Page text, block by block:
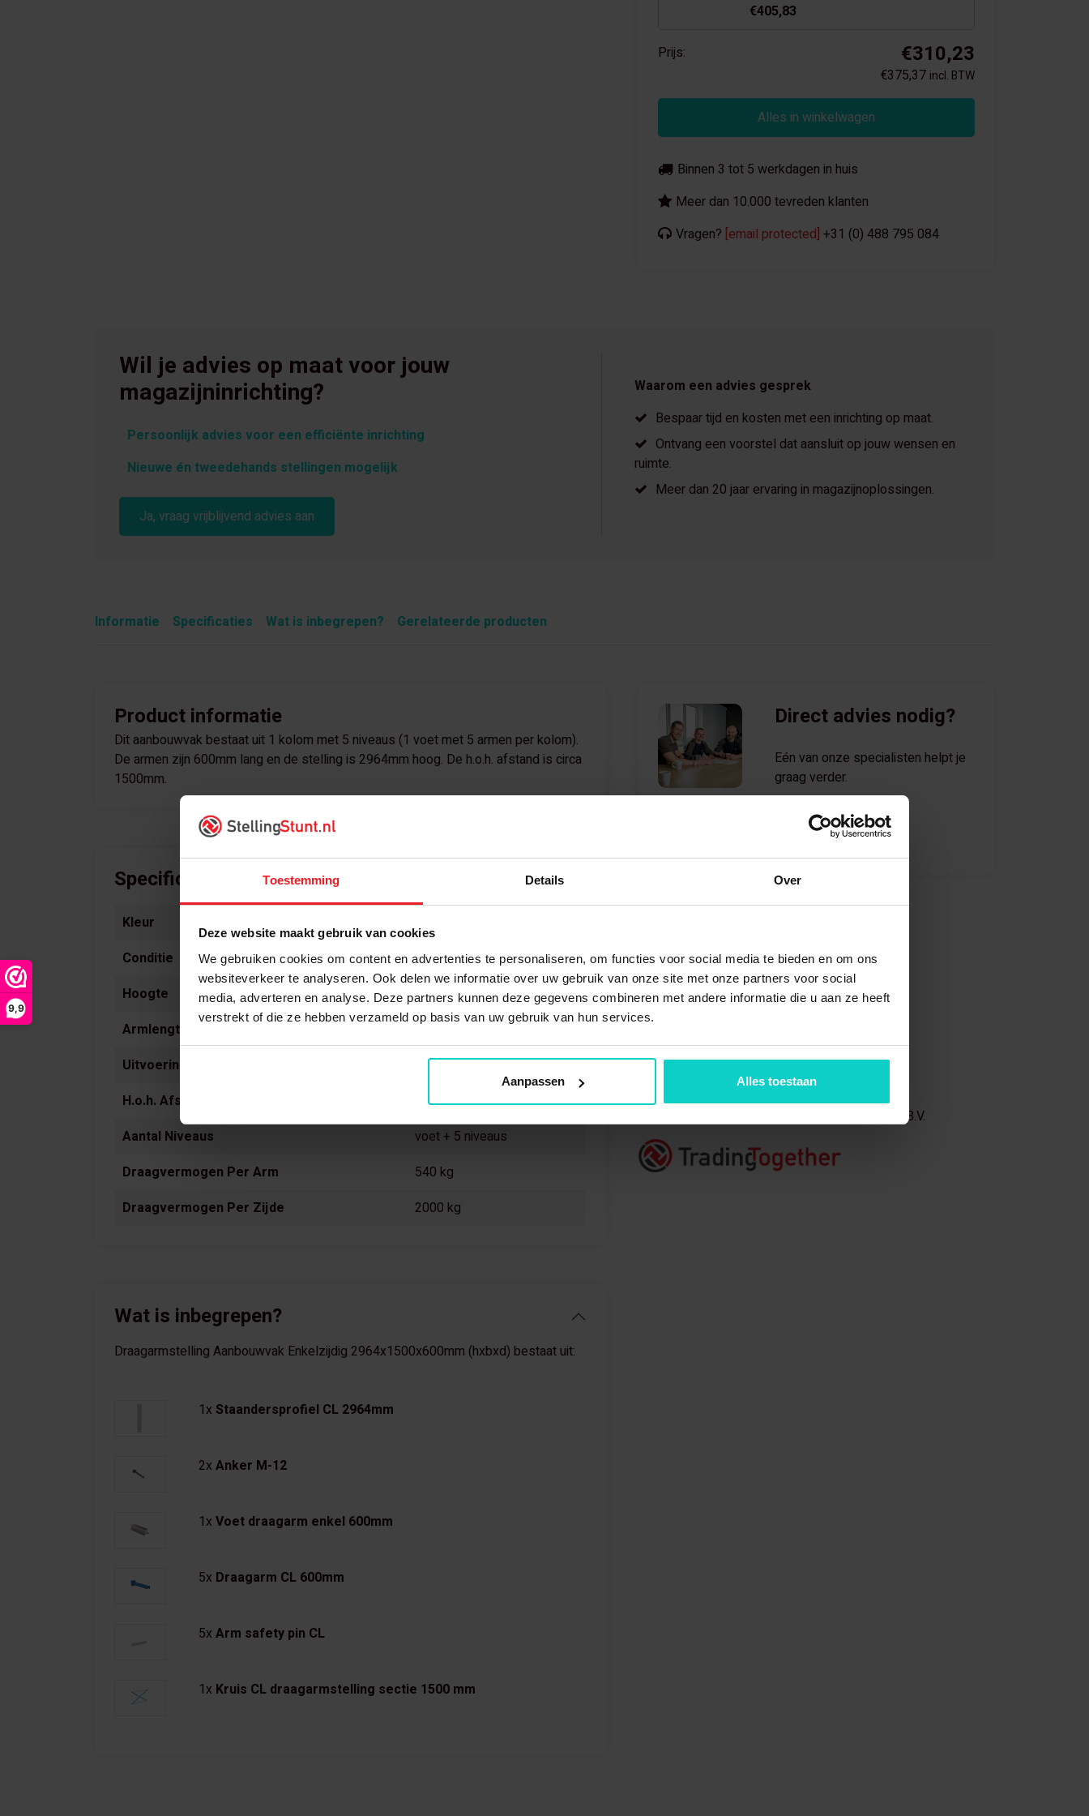
Toestemming Details Over
Deze website maakt gebruik van cookies
We gebruiken cookies om content en advertenties te personaliseren, om functies voor social media te bieden en om ons
websiteverkeer te analyseren. Ook delen we informatie over uw gebruik van onze site met onze partners voor social
media, adverteren en analyse. Deze partners kunnen deze gegevens combineren met andere informatie die u aan ze heeft
verstrekt of die ze hebben verzameld op basis van uw gebruik van hun services.
Aanpassen Alles toestaan
9,9
€405,83
Prijs: €310,23
€375,37 incl. BTW
Alles in winkelwagen
Binnen 3 tot 5 werkdagen in huis
Meer dan 10.000 tevreden klanten
Vragen? [email protected] +31 (0) 488 795 084
Wil je advies op maat voor jouw
magazijninrichting?
Persoonlijk advies voor een efficiënte inrichting
Nieuwe én tweedehands stellingen mogelijk
Ja, vraag vrijblijvend advies aan
Waarom een advies gesprek
Bespaar tijd en kosten met een inrichting op maat.
Ontvang een voorstel dat aansluit op jouw wensen en
ruimte.
Meer dan 20 jaar ervaring in magazijnoplossingen.
Informatie Specificaties Wat is inbegrepen? Gerelateerde producten
Product informatie
Dit aanbouwvak bestaat uit 1 kolom met 5 niveaus (1 voet met 5 armen per kolom).
De armen zijn 600mm lang en de stelling is 2964mm hoog. De h.o.h. afstand is circa
1500mm.
Specificaties
Kleur
Conditie
Nieuw
Hoogte
2964 mm
Armlengte
600 mm
Uitvoering
Enkel
H.o.h. Afstand
1500 mm
Aantal Niveaus
voet + 5 niveaus
Draagvermogen Per Arm
540 kg
Draagvermogen Per Zijde
2000 kg
Wat is inbegrepen?
Draagarmstelling Aanbouwvak Enkelzijdig 2964x1500x600mm (hxbxd) bestaat uit:
1x Staandersprofiel CL 2964mm
2x Anker M-12
1x Voet draagarm enkel 600mm
5x Draagarm CL 600mm
5x Arm safety pin CL
1x Kruis CL draagarmstelling sectie 1500 mm
Direct advies nodig?
Eén van onze specialisten helpt je
graag verder.
[email protected]
Draagarmstellingen
Zelf samenstellen
Medium draagarmstelling
Onderdeel van
StellingStunt is onderdeel van Trading Together B.V.